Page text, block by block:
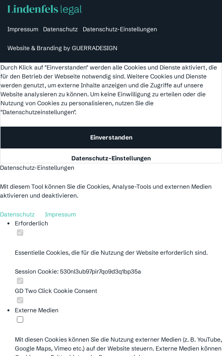
Impressum Datenschutz Datenschutz-Einstellungen
Website & Branding by GUERRADESIGN
Durch Klick auf "Einverstanden" werden alle Cookies und Dienste aktiviert, die
für den Betrieb der Webseite notwendig sind. Weitere Cookies und Dienste
werden genutzt, um externe Inhalte anzeigen und die Zugriffe auf unsere
Website analysieren zu können. Um keine Einwilligung zu erteilen oder die
Nutzung von Cookies zu personalisieren, nutzen Sie die
"Datenschutzeinstellungen".
Einverstanden
Datenschutz-Einstellungen
Datenschutz-Einstellungen
Mit diesem Tool können Sie die Cookies, Analyse-Tools und externen Medien
aktivieren und deaktivieren.
Datenschutz
Impressum
Erforderlich
Essentielle Cookies, die für die Nutzung der Website erforderlich sind.
Session Cookie: 530nl3ub97pir7qo9d3q1bp35a
GD Two Click Cookie Consent
Externe Medien
Mit diesen Cookies können Sie die Nutzung externer Medien (z. B. YouTube,
Google Maps, Vimeo etc.) auf der Website steuern. Externe Medien können